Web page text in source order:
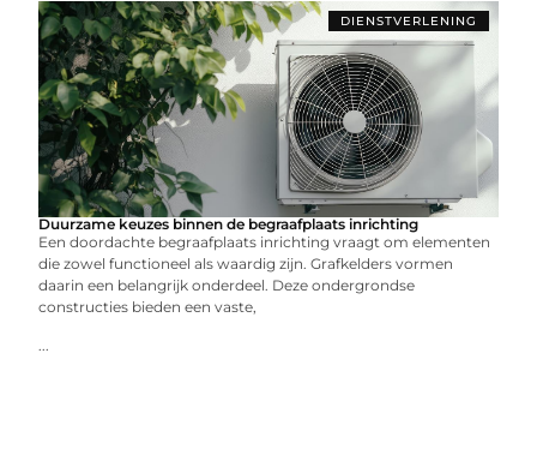
DIENSTVERLENING
Duurzame keuzes binnen de begraafplaats inrichting
Een doordachte begraafplaats inrichting vraagt om elementen
die zowel functioneel als waardig zijn. Grafkelders vormen
daarin een belangrijk onderdeel. Deze ondergrondse
constructies bieden een vaste,
...